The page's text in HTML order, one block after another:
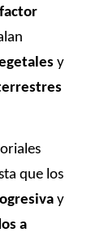
y
que los
y
a